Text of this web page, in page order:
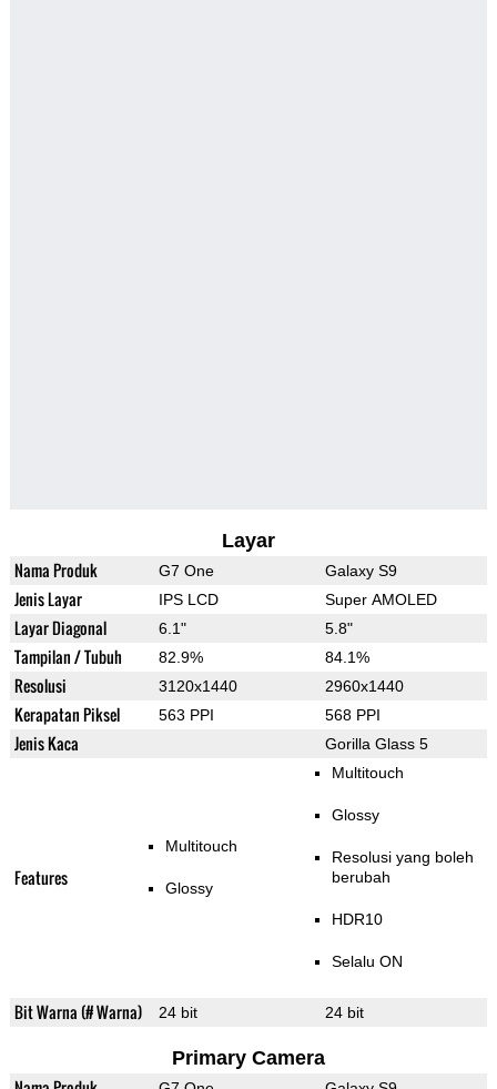
Layar
Nama Produk G7 One Galaxy S9
Jenis Layar IPS LCD Super AMOLED
Layar Diagonal 6.1" 5.8"
Tampilan / Tubuh 82.9% 84.1%
Resolusi 3120x1440 2960x1440
Kerapatan Piksel 563 PPI 568 PPI
Jenis Kaca Gorilla Glass 5
Features
Multitouch
Glossy
Multitouch
Glossy
Resolusi yang boleh
berubah
HDR10
Selalu ON
Bit Warna (# Warna) 24 bit 24 bit
Primary Camera